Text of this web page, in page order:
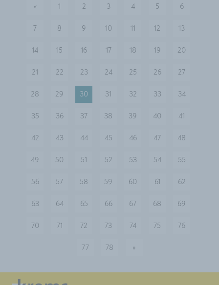
vorherige
« 1 2 3 4 5 6
7 8 9 10 11 12 13
14 15 16 17 18 19 20
21 22 23 24 25 26 27
28 29 30 31 32 33 34
35 36 37 38 39 40 41
42 43 44 45 46 47 48
49 50 51 52 53 54 55
56 57 58 59 60 61 62
63 64 65 66 67 68 69
70 71 72 73 74 75 76
77 78 »